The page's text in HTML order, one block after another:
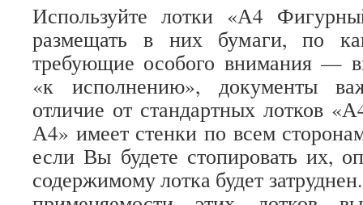
Используйте лотки «А4
размещать в них бумаги, по
требующие особого внимания —
«к исполнению», документы
отличие от стандартных лотков
А4» имеет стенки по всем
если Вы будете стопировать их,
содержимому лотка будет